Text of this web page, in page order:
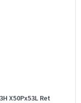
X50Px53L Ret